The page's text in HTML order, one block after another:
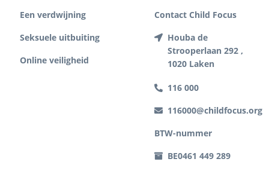
Een verdwijning
Seksuele uitbuiting
Online veiligheid
Contact Child Focus
Houba de
Strooperlaan 292 ,
1020 Laken
116 000
116000@childfocus.org
BTW-nummer
BE0461 449 289